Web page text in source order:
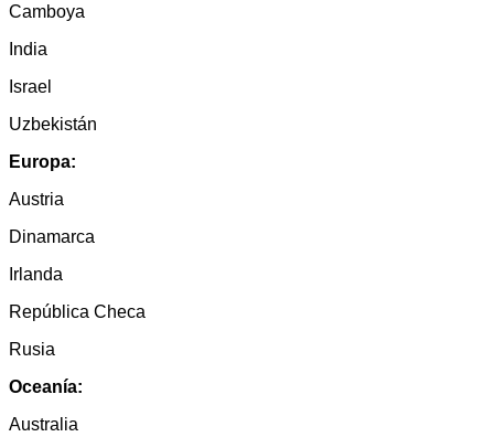
Camboya
India
Israel
Uzbekistán
Europa:
Austria
Dinamarca
Irlanda
República Checa
Rusia
Oceanía:
Australia